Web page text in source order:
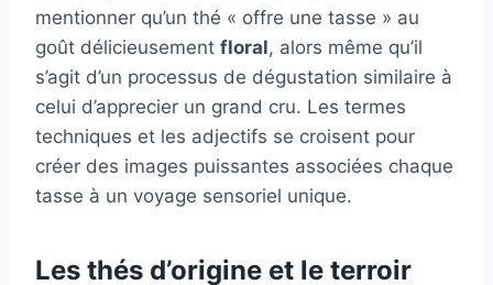
mentionner qu’un thé « offre une tasse » au
goût délicieusement floral, alors même qu’il
s’agit d’un processus de dégustation similaire à
celui d’apprecier un grand cru. Les termes
techniques et les adjectifs se croisent pour
créer des images puissantes associées chaque
tasse à un voyage sensoriel unique.
Les thés d’origine et le terroir